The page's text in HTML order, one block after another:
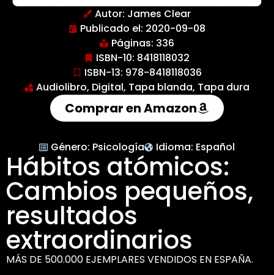
Género: Psicología Idioma: Español
Hábitos atómicos:
Cambios pequeños,
resultados
extraordinarios
MÁS DE 500.000 EJEMPLARES VENDIDOS EN ESPAÑA.
Autor: James Clear
Publicado el: 2020-09-08
Páginas: 336
ISBN-10: 8418118032
ISBN-13: 978-8418118036
Audiolibro, Digital, Tapa blanda, Tapa dura
Comprar en Amazon